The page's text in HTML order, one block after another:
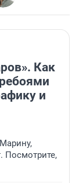
Как
и
Посмотрите,